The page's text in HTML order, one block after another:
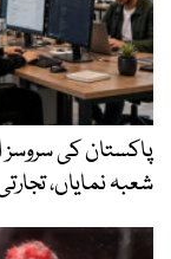
شعبہ نمایاں،